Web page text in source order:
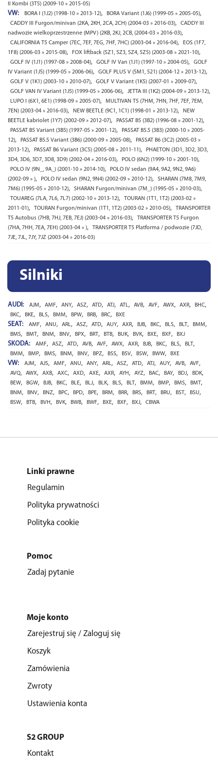
II Kombi (3T5) (2009-10 » 2015-05)
VW: BORA I (1J2) (1998-10 » 2013-12), BORA Variant (1J6) (1999-05 » 2005-05),
CADDY III Furgon/minivan (2KA, 2KH, 2CA, 2CH) (2004-03 » 2016-03),
CADDY III
nadwozie wielkoprzestrzenne (MPV) (2KB, 2KJ, 2CB, (2004-03 » 2016-03),
CALIFORNIA T5 Camper (7EC, 7EF, 7EG, 7HF, 7HC) (2003-04 » 2016-04),
EOS (1F7,
1F8) (2006-03 » 2015-08), FOX liftback (5Z1, 5Z3, 5Z4, 5Z5) (2003-08 » 2021-10),
GOLF IV (1J1) (1997-08 » 2008-04), GOLF IV Van (1J1) (1997-10 » 2004-05),
GOLF
IV Variant (1J5) (1999-05 » 2006-06), GOLF PLUS V (5M1, 521) (2004-12 » 2013-12),
GOLF V (1K1) (2003-10 » 2010-07), GOLF V Variant (1K5) (2007-01 » 2009-07),
GOLF VAN IV Variant (1J5) (1999-05 » 2006-06), JETTA III (1K2) (2004-09 » 2013-12),
LUPO I (6X1, 6E1) (1998-09 » 2005-07),
MULTIVAN T5 (7HM, 7HN, 7HF, 7EF, 7EM,
7EN) (2003-04 » 2016-03), NEW BEETLE (9C1, 1C1) (1998-01 » 2013-12),
NEW
BEETLE kabriolet (1Y7) (2002-09 » 2012-07), PASSAT B5 (3B2) (1996-08 » 2001-12),
PASSAT B5 Variant (3B5) (1997-05 » 2001-12),
PASSAT B5.5 (3B3) (2000-10 » 2005-
12), PASSAT B5.5 Variant (3B6) (2000-09 » 2005-08),
PASSAT B6 (3C2) (2005-03 »
2013-12), PASSAT B6 Variant (3C5) (2005-08 » 2011-11),
PHAETON (3D1, 3D2, 3D3,
3D4, 3D6, 3D7, 3D8, 3D9) (2002-04 » 2016-03), POLO (6N2) (1999-10 » 2001-10),
POLO IV (9N_, 9A_) (2001-10 » 2014-10),
POLO IV sedan (9A4, 9A2, 9N2, 9A6)
(2002-09 » ), POLO IV sedan (9N2, 9N4) (2002-09 » 2010-12),
SHARAN (7M8, 7M9,
7M6) (1995-05 » 2010-12), SHARAN Furgon/minivan (7M_) (1995-05 » 2010-03),
TOUAREG (7LA, 7L6, 7L7) (2002-10 » 2013-12),
TOURAN (1T1, 1T2) (2003-02 »
2011-01), TOURAN Furgon/minivan (1T1, 1T2) (2003-02 » 2010-05),
TRANSPORTER
T5 Autobus (7HB, 7HJ, 7EB, 7EJ) (2003-04 » 2016-03),
TRANSPORTER T5 Furgon
(7HA, 7HH, 7EA, 7EH) (2003-04 » ),
TRANSPORTER T5 Platforma / podwozie (7JD,
7JE, 7JL, 7JY, 7JZ (2003-04 » 2016-03)
Silniki
AUDI: AJM, AMF, ANY, ASZ, ATD, ATJ, ATL, AVB, AVF, AWX, AXR, BHC,
BKC, BKE, BLS, BMM, BPW, BRB, BRC, BXE
SEAT: AMF, ANU, ARL, ASZ, ATD, AUY, AXR, BJB, BKC, BLS, BLT, BMM,
BMS, BMT, BNM, BNV, BPX, BRT, BTB, BUK, BVK, BXE, BXF, BXJ
SKODA: AMF, ASZ, ATD, AVB, AVF, AWX, AXR, BJB, BKC, BLS, BLT,
BMM, BMP, BMS, BNM, BNV, BPZ, BSS, BSV, BSW, BWW, BXE
VW: AJM, AJS, AMF, ANU, ANY, ARL, ASZ, ATD, ATJ, AUY, AVB, AVF,
AVQ, AWX, AXB, AXC, AXD, AXE, AXR, AYH , AYZ, BAC, BAY, BDJ, BDK,
BEW, BGW, BJB, BKC, BLE, BLJ, BLK, BLS, BLT, BMM, BMP, BMS, BMT,
BNM, BNV, BNZ, BPC, BPD, BPE, BRM, BRR, BRS, BRT, BRU, BST, BSU,
BSW, BTB, BVH , BVK, BWB, BWF, BXE, BXF, BXJ, CBWA
Linki prawne
Regulamin
Polityka prywatności
Polityka cookie
Pomoc
Zadaj pytanie
Moje konto
Zarejestruj się / Zaloguj się
Koszyk
Zamówienia
Zwroty
Ustawienia konta
S2 GROUP
Kontakt